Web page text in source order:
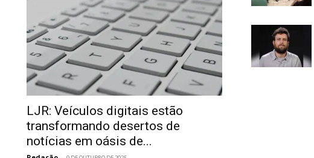
LJR: Veículos digitais estão
transformando desertos de
notícias em oásis de...